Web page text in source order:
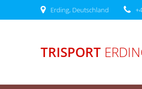
Inhalt
Erding, Deutschland
TRISPORT